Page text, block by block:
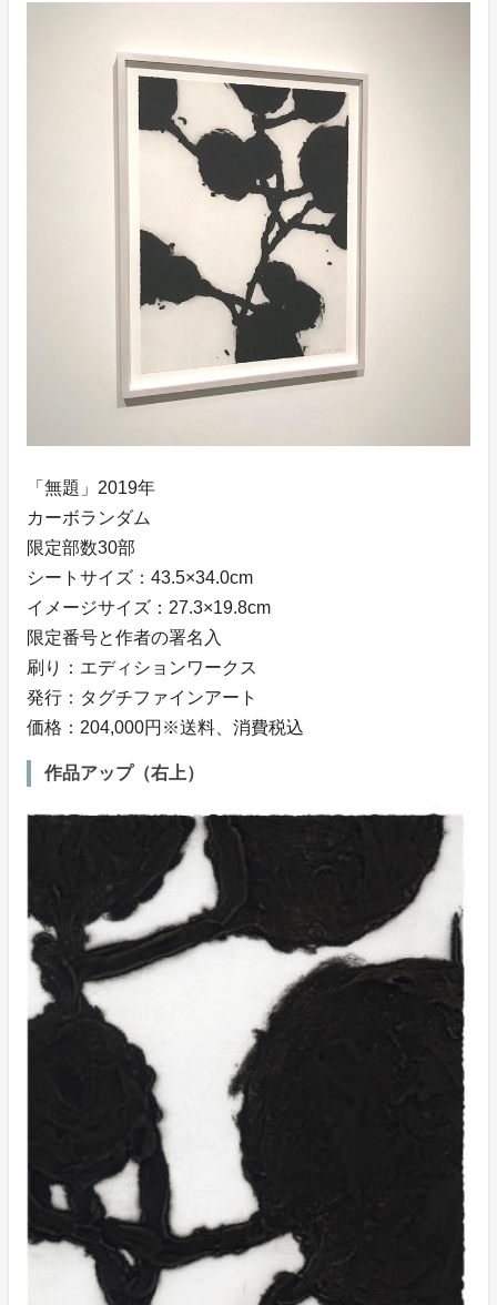
「無題」2019年
カーボランダム
限定部数30部
シートサイズ：43.5×34.0cm
イメージサイズ：27.3×19.8cm
限定番号と作者の署名入
刷り：エディションワークス
発行：タグチファインアート
価格：204,000円※送料、消費税込
作品アップ（右上）